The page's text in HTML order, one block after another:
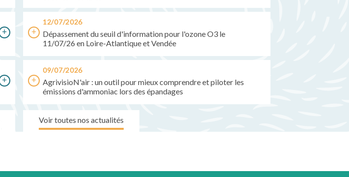
12/07/2026
Dépassement du seuil d'information pour l'ozone O3 le
11/07/26 en Loire-Atlantique et Vendée
09/07/2026
AgrivisioN'air : un outil pour mieux comprendre et piloter les
émissions d'ammoniac lors des épandages
Voir toutes nos actualités